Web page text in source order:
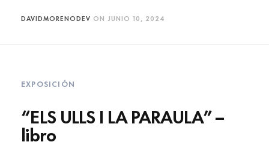
DAVIDMORENODEV ON JUNIO 10, 2024
EXPOSICIÓN
“ELS ULLS I LA PARAULA” –
libro